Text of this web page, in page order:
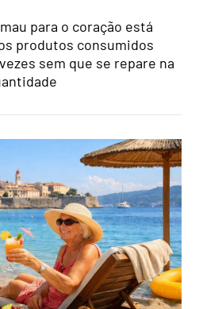
para o coração está
produtos consumidos
sem que se repare na